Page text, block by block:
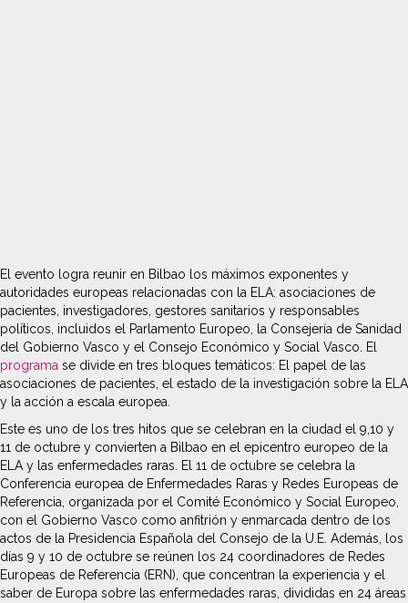
El evento logra reunir en Bilbao los máximos exponentes y
autoridades europeas relacionadas con la ELA: asociaciones de
pacientes, investigadores, gestores sanitarios y responsables
políticos, incluidos el Parlamento Europeo, la Consejería de Sanidad
del Gobierno Vasco y el Consejo Económico y Social Vasco. El
programa se divide en tres bloques temáticos: El papel de las
asociaciones de pacientes, el estado de la investigación sobre la ELA
y la acción a escala europea.
Este es uno de los tres hitos que se celebran en la ciudad el 9,10 y
11 de octubre y convierten a Bilbao en el epicentro europeo de la
ELA y las enfermedades raras. El 11 de octubre se celebra la
Conferencia europea de Enfermedades Raras y Redes Europeas de
Referencia, organizada por el Comité Económico y Social Europeo,
con el Gobierno Vasco como anfitrión y enmarcada dentro de los
actos de la Presidencia Española del Consejo de la U.E. Además, los
días 9 y 10 de octubre se reúnen los 24 coordinadores de Redes
Europeas de Referencia (ERN), que concentran la experiencia y el
saber de Europa sobre las enfermedades raras, divididas en 24 áreas